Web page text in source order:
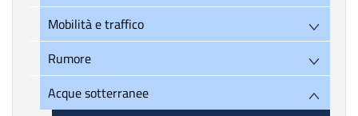
Mobilità e traffico
Rumore
Acque sotterranee